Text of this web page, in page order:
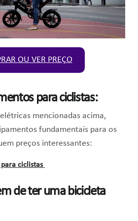
OU VER PREÇO
para ciclistas:
mencionadas acima,
fundamentais para os
preços interessantes:
ciclistas
de ter uma bicicleta